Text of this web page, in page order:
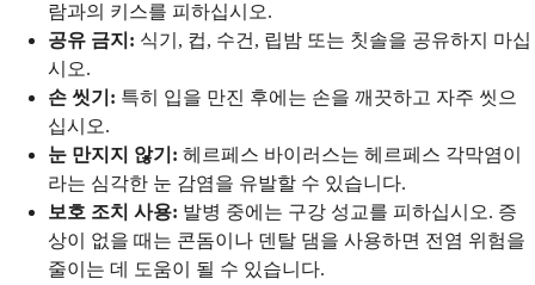
람과의 키스를 피하십시오.
공유 금지: 식기, 컵, 수건, 립밤 또는 칫솔을 공유하지 마십
시오.
손 씻기: 특히 입을 만진 후에는 손을 깨끗하고 자주 씻으
십시오.
눈 만지지 않기: 헤르페스 바이러스는 헤르페스 각막염이
라는 심각한 눈 감염을 유발할 수 있습니다.
보호 조치 사용: 발병 중에는 구강 성교를 피하십시오. 증
상이 없을 때는 콘돔이나 덴탈 댐을 사용하면 전염 위험을
줄이는 데 도움이 될 수 있습니다.